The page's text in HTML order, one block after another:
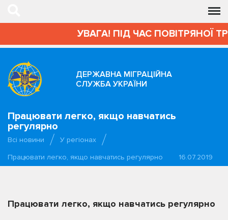
УВАГА! ПІД ЧАС ПОВІТРЯНОЇ
ДЕРЖАВНА МІГРАЦІЙНА
СЛУЖБА УКРАЇНИ
Працювати легко, якщо навчатись
регулярно
Всі новини
У регіонах
Працювати легко, якщо навчатись регулярно
16.07.2019
Працювати легко, якщо навчатись регулярно